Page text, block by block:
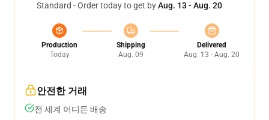
Standard - Order today to get byAug. 13 - Aug. 20
Production
Today
Shipping
Aug. 09
Delivered
Aug. 13 - Aug. 20
안전한 거래
전 세계 어디든 배송